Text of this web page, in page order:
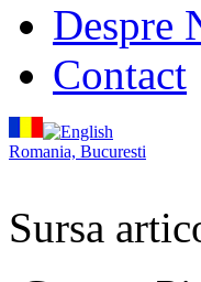
Despre
Contact
Romania, Bucuresti
Sursa